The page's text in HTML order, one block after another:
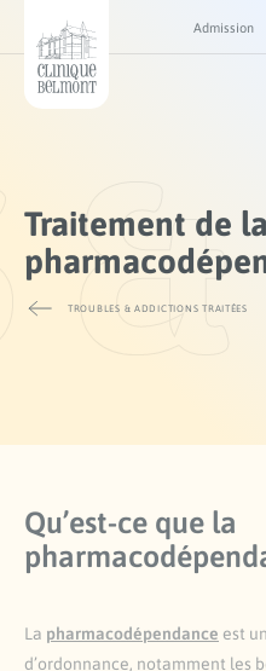
Admission
Traitement de la
TROUBLES & ADDICTIONS TRAITÉES
Qu’est-ce que la
La pharmacodépendance est
d’ordonnance, notamment les